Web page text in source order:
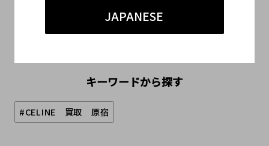
JAPANESE
キーワードから探す
#CELINE 買取 原宿